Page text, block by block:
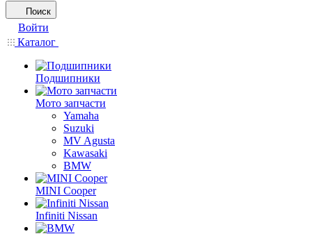
Поиск
Войти
Каталог
Подшипники
Мото запчасти
Yamaha
Suzuki
MV Agusta
Kawasaki
BMW
MINI Cooper
Infiniti Nissan